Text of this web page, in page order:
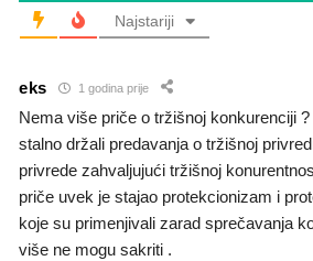
Najstariji
eks 1 godina prije
Nema više priče o tržišnoj konkurenciji
stalno držali predavanja o tržišnoj
privrede zahvaljujući tržišnoj
priče uvek je stajao protekcionizam i
koje su primenjivali zarad sprečavanja
više ne mogu sakriti .